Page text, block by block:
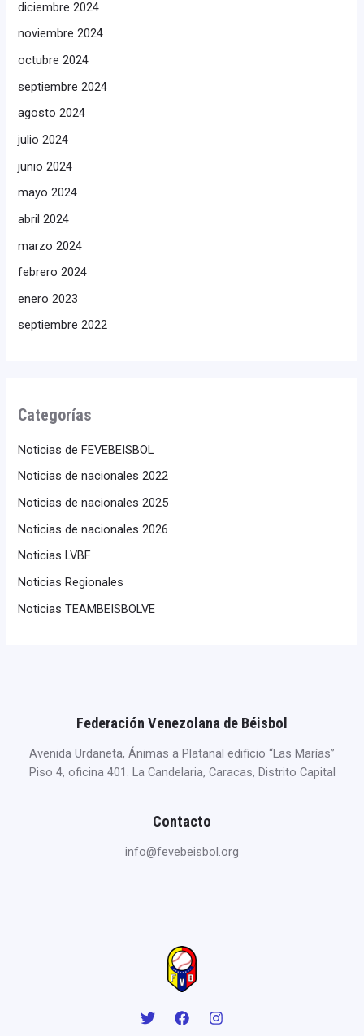
diciembre 2024
noviembre 2024
octubre 2024
septiembre 2024
agosto 2024
julio 2024
junio 2024
mayo 2024
abril 2024
marzo 2024
febrero 2024
enero 2023
septiembre 2022
Categorías
Noticias de FEVEBEISBOL
Noticias de nacionales 2022
Noticias de nacionales 2025
Noticias de nacionales 2026
Noticias LVBF
Noticias Regionales
Noticias TEAMBEISBOLVE
Federación Venezolana de Béisbol
Avenida Urdaneta, Ánimas a Platanal edificio “Las Marías”
Piso 4, oficina 401. La Candelaria, Caracas, Distrito Capital
Contacto
info@fevebeisbol.org